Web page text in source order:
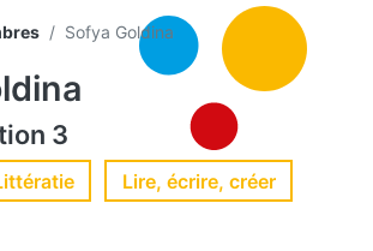
Sofya Goldina
3
Littératie Lire, écrire, créer